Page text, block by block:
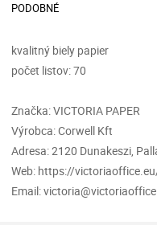
PODOBNÉ
kvalitný biely papier
počet listov: 70
Značka: VICTORIA PAPER
Výrobca: Corwell Kft
Adresa: 2120 Dunakeszi,
Web: https://
Email: